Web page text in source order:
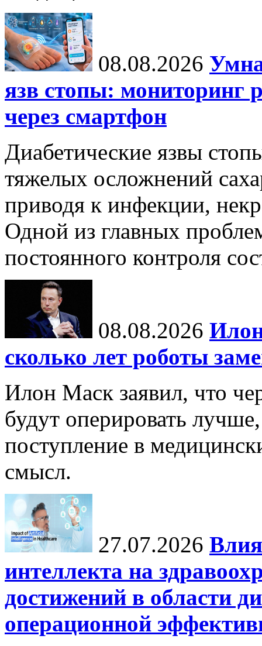
08.08.2026
язв стопы: мониторинг
через смартфон
Диабетические язвы
тяжелых осложнений
приводя к инфекции,
Одной из главных
постоянного контроля
08.08.2026
сколько лет роботы
Илон Маск заявил, что
будут оперировать
поступление в
смысл.
27.07.2026
интеллекта на
достижений в области
операционной